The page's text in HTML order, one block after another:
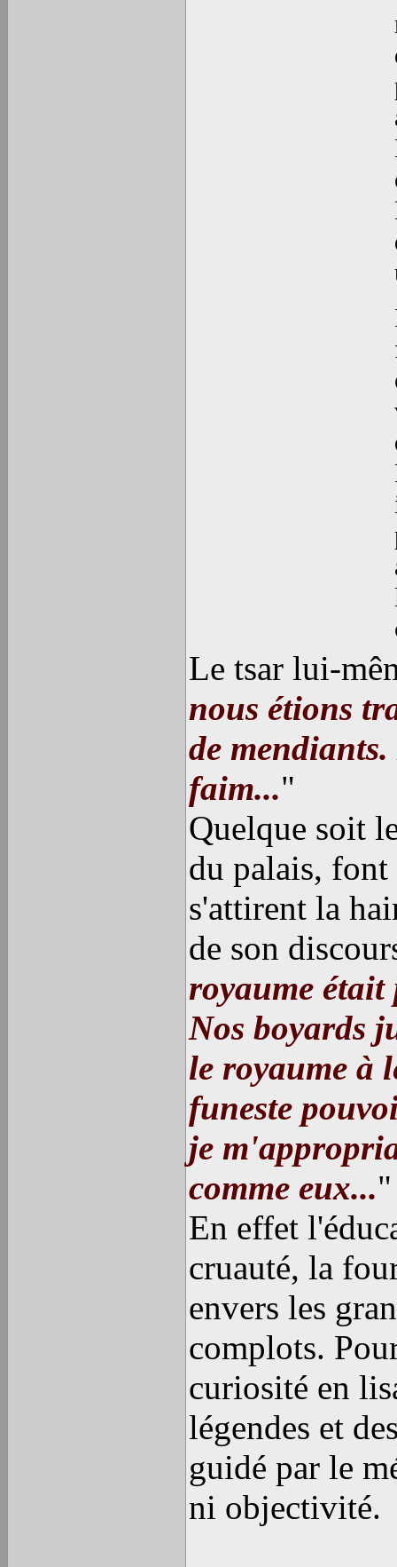
Le tsar lui-
nous étions
de
faim..."
Quelque soit
du palais, font
s'attirent la
de son
royaume était
Nos boyards
le royaume à
funeste
je
comme eux..."
En effet
cruauté, la
envers les
complots.
curiosité en
légendes et
guidé par le
ni objectivité.